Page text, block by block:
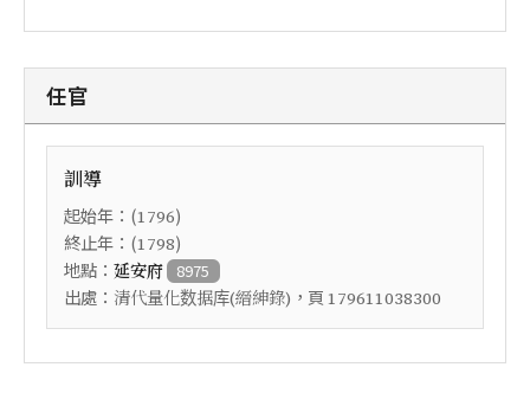
任官
訓導
起始年：(1796)
終止年：(1798)
地點： 延安府 8975
出處： 清代量化数据库(縉紳錄) ，頁 179611038300